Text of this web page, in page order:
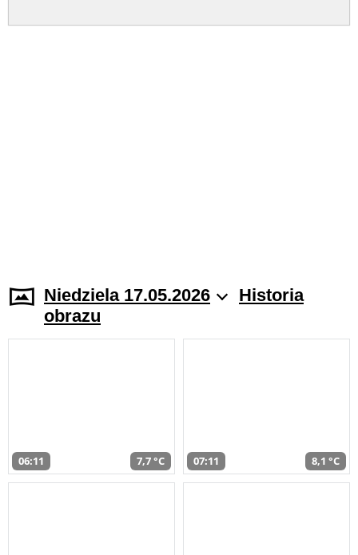
Niedziela 17.05.2026
Historia
obrazu
06:11 7,7 °C 07:11 8,1 °C